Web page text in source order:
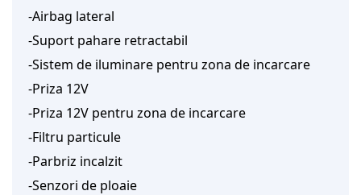
-Airbag lateral
-Suport pahare retractabil
-Sistem de iluminare pentru zona de incarcare
-Priza 12V
-Priza 12V pentru zona de incarcare
-Filtru particule
-Parbriz incalzit
-Senzori de ploaie